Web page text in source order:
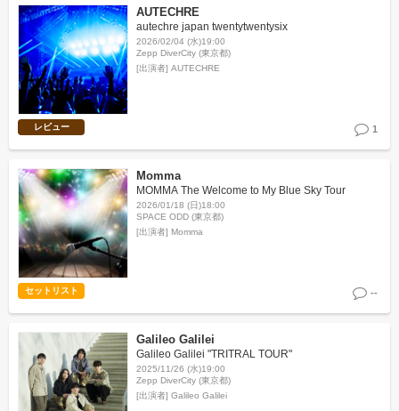
AUTECHRE
autechre japan twentytwentysix
2026/02/04 (水)19:00
Zepp DiverCity (東京都)
[出演者] AUTECHRE
レビュー 1
Momma
MOMMA The Welcome to My Blue Sky Tour
2026/01/18 (日)18:00
SPACE ODD (東京都)
[出演者] Momma
セットリスト --
Galileo Galilei
Galileo Galilei "TRITRAL TOUR"
2025/11/26 (水)19:00
Zepp DiverCity (東京都)
[出演者] Galileo Galilei